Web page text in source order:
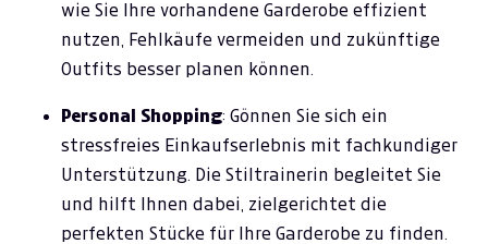
wie Sie Ihre vorhandene Garderobe effizient
nutzen, Fehlkäufe vermeiden und zukünftige
Outfits besser planen können.
Personal Shopping: Gönnen Sie sich ein
stressfreies Einkaufserlebnis mit fachkundiger
Unterstützung. Die Stiltrainerin begleitet Sie
und hilft Ihnen dabei, zielgerichtet die
perfekten Stücke für Ihre Garderobe zu finden.